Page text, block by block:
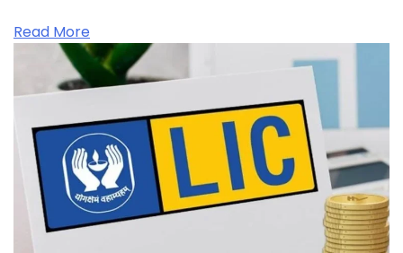
Read More